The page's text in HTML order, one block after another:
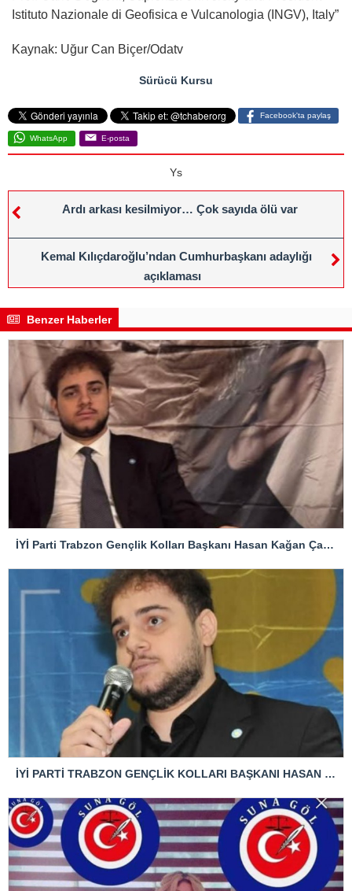
Istituto Nazionale di Geofisica e Vulcanologia (INGV), Italy”
Kaynak: Uğur Can Biçer/Odatv
Sürücü Kursu
Facebook'ta paylaş
WhatsApp E-posta
Ys
Ardı arkası kesilmiyor… Çok sayıda ölü var
Kemal Kılıçdaroğlu’ndan Cumhurbaşkanı adaylığı
açıklaması
Benzer Haberler
İYİ Parti Trabzon Gençlik Kolları Başkanı Hasan Kağan Çakıroğlu’ndan Mattia Ahmet Minguzzi Davasına Tepki
İYİ PARTİ TRABZON GENÇLİK KOLLARI BAŞKANI HASAN KAĞAN ÇAKIROĞLU’NDAN TBMM BAŞKANI’NA ÇOK SERT TEPKİ: “ANAYASAL SUÇ İŞLENMİŞTİR!”